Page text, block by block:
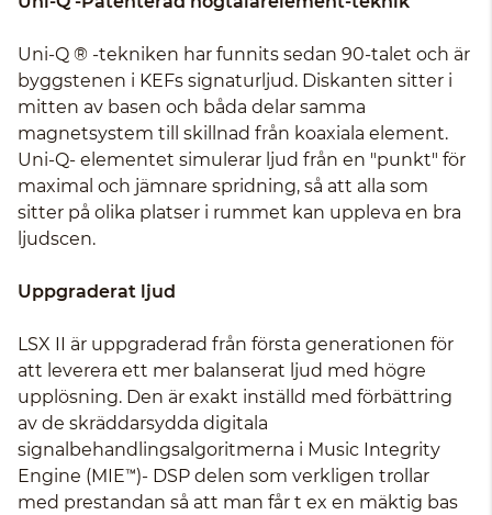
Uni-Q ® -tekniken har funnits sedan 90-talet och är
byggstenen i KEFs signaturljud. Diskanten sitter i
mitten av basen och båda delar samma
magnetsystem till skillnad från koaxiala element.
Uni-Q- elementet simulerar ljud från en "punkt" för
maximal och jämnare spridning, så att alla som
sitter på olika platser i rummet kan uppleva en bra
ljudscen.
Uppgraderat ljud
LSX II är uppgraderad från första generationen för
att leverera ett mer balanserat ljud med högre
upplösning. Den är exakt inställd med förbättring
av de skräddarsydda digitala
signalbehandlingsalgoritmerna i Music Integrity
Engine (MIE™)- DSP delen som verkligen trollar
med prestandan så att man får t ex en mäktig bas